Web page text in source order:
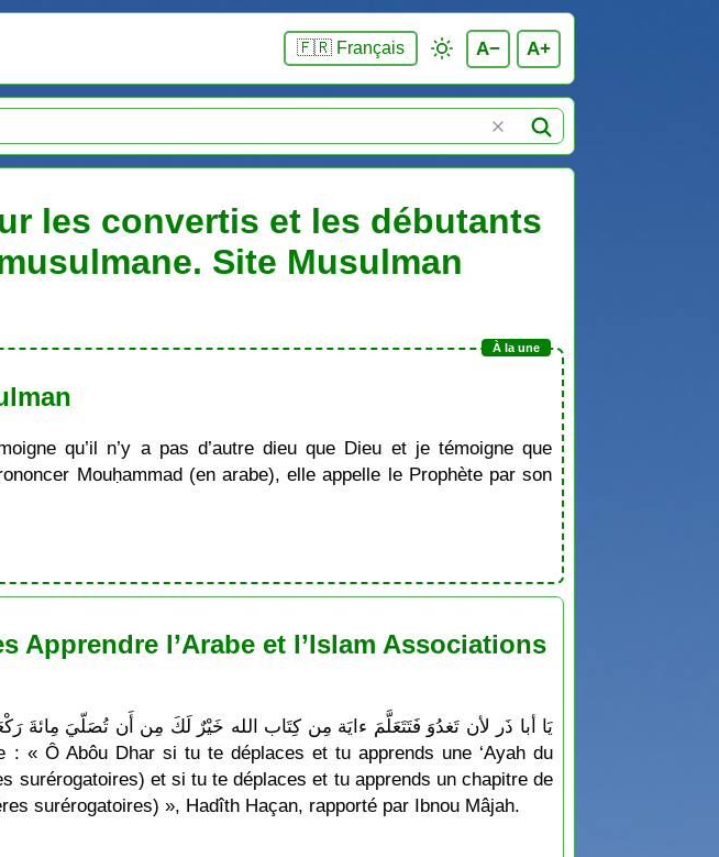
🇫🇷 Français A− A+
les convertis et les débutants
Site Musulman
qu’il n’y a pas d’autre dieu que Dieu et je témoigne que
Mouḥammad (en arabe), elle appelle le Prophète par son
Apprendre l’Arabe et l’Islam Associations
surérogatoires) et si tu te déplaces et tu apprends un chapitre de
surérogatoires) », Hadîth Haçan, rapporté par Ibnou Mâjah.